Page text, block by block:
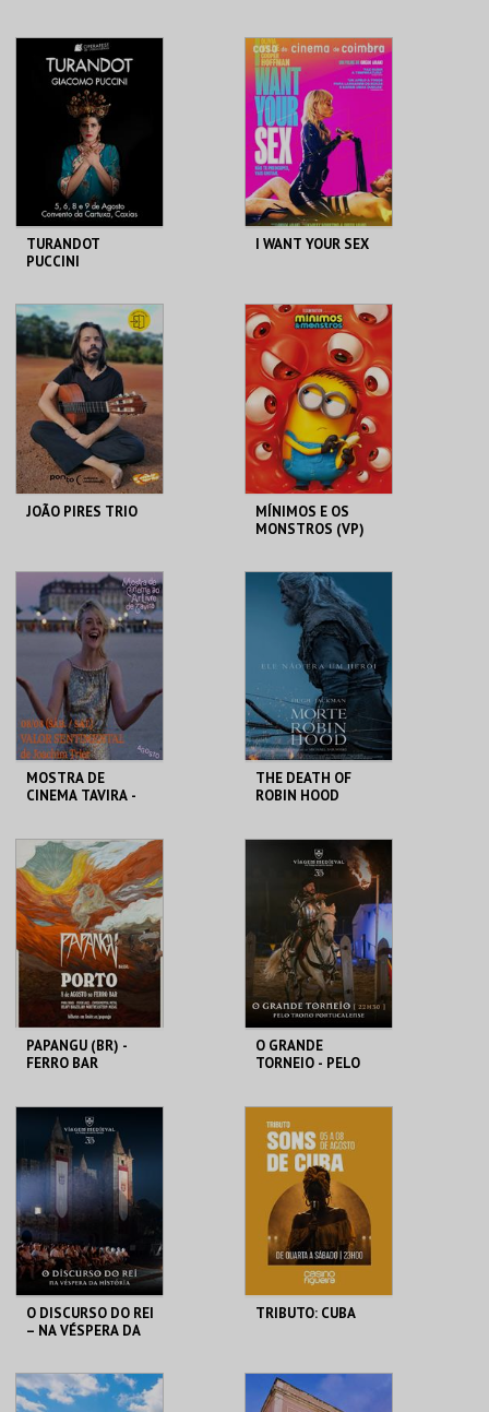
PARÓQUIA DE S.
MAMEDE
MAIS INFO
COMPRAR
REPÚBLICA 14 -
OLHÃO
MAIS INFO
COMPRAR
TURANDOT
PUCCINI
CONVENTO DA
CARTUXA
MAIS INFO
COMPRAR
I WANT YOUR SEX
CASA DO CINEMA
DE COIMBRA
MAIS INFO
COMPRAR
JOÃO PIRES TRIO
PONTO C
MAIS INFO
COMPRAR
MÍNIMOS E OS
MONSTROS (VP)
C. A. C. MORTÁGUA
MAIS INFO
COMPRAR
MOSTRA DE
CINEMA TAVIRA -
CLAUSTROS
CONVENTO CARMO
MAIS INFO
COMPRAR
THE DEATH OF
ROBIN HOOD
CINE-TEATRO
CARIDADE
MAIS INFO
COMPRAR
PAPANGU (BR) -
FERRO BAR
FERRO BAR
MAIS INFO
COMPRAR
O GRANDE
TORNEIO - PELO
SANTA MARIA DA
FEIRA
MAIS INFO
COMPRAR
O DISCURSO DO REI
– NA VÉSPERA DA
SANTA MARIA DA
FEIRA
TRIBUTO: CUBA
CASINO FIGUEIRA